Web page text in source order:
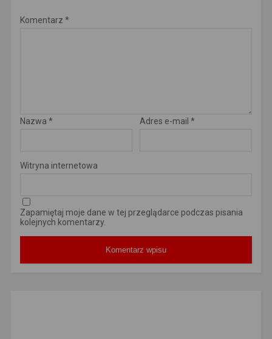
Komentarz *
Nazwa * Adres e-mail *
Witryna internetowa
Zapamiętaj moje dane w tej przeglądarce podczas pisania
kolejnych komentarzy.